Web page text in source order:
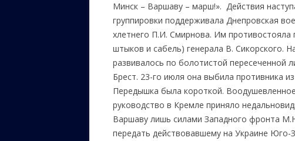
Минск – Варшаву – марш!». Действия
группировки поддерживала Днепровская
хлетнего П.И. Смирнова. Им противостояла
штыков и сабель) генерала В. Сикорского.
развивалось по болотистой пересеченной
Брест. 23-го июля она выбила противника
Передышка была короткой.
руководство в Кремле приняло
Варшаву лишь силами Западного фронта
передать действовавшему на Украине